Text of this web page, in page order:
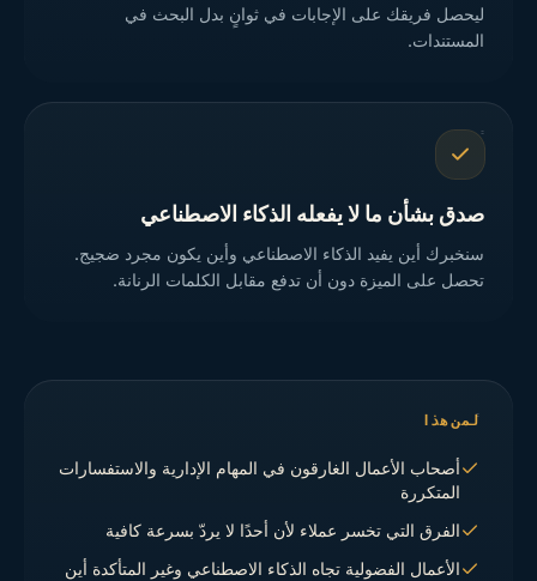
ليحصل فريقك على الإجابات في ثوانٍ بدل البحث في
المستندات.
صدق بشأن ما لا يفعله الذكاء الاصطناعي
سنخبرك أين يفيد الذكاء الاصطناعي وأين يكون مجرد ضجيج.
تحصل على الميزة دون أن تدفع مقابل الكلمات الرنانة.
لمن هذا
أصحاب الأعمال الغارقون في المهام الإدارية والاستفسارات
المتكررة
الفرق التي تخسر عملاء لأن أحدًا لا يردّ بسرعة كافية
الأعمال الفضولية تجاه الذكاء الاصطناعي وغير المتأكدة أين